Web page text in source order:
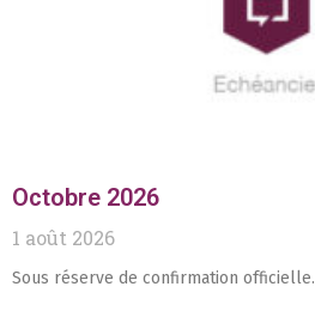
Octobre 2026
1 août 2026
Sous réserve de confirmation officielle.